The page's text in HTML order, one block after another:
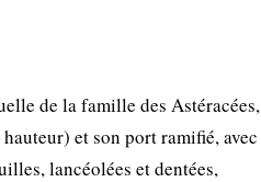
de la famille des Astéracées,
et son port ramifié, avec
lancéolées et dentées,